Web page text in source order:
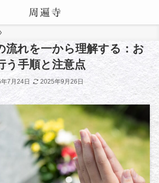
流れを一から理解する：お
う手順と注意点
7月24日 2025年9月26日